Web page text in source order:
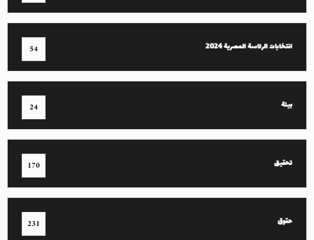
انتخابات الرئاسة المصرية 2024 54
بيئة 24
تحقيق 170
حقوق 231